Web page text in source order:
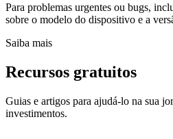
Para problemas urgentes ou bugs,
sobre o modelo do dispositivo e a
Saiba mais
Recursos gratuitos
Guias e artigos para ajudá-lo na sua
investimentos.